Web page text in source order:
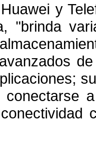
y
"brinda
conectarse